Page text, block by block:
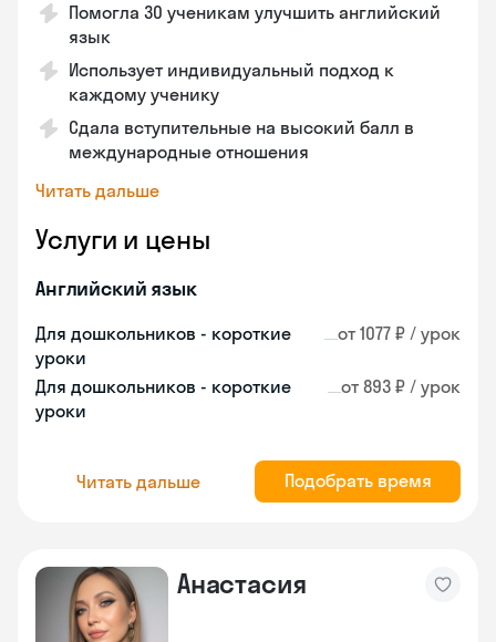
Помогла 30 ученикам улучшить английский
язык
Использует индивидуальный подход к
каждому ученику
Сдала вступительные на высокий балл в
международные отношения
Читать дальше
Услуги и цены
Английский язык
Для дошкольников - короткие
уроки
от 1077 ₽ / урок
Для дошкольников - короткие
уроки
от 893 ₽ / урок
Читать дальше Подобрать время
Анастасия